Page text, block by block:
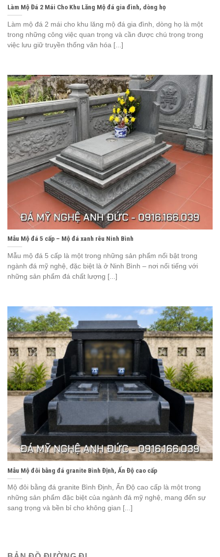
Làm Mộ Đá 2 Mái Cho Khu Lăng Mộ đá gia đình, dòng họ
Làm mộ đá 2 mái cho khu lăng mộ đá gia đình, dòng họ là một
trong những công việc quan trọng và cần được chú trọng trong
việc lưu giữ truyền thống văn hóa [...]
Mẫu Mộ đá 5 cấp – Mộ đá xanh rêu Ninh Bình
Mẫu mộ đá 5 cấp là một trong những sản phẩm nổi bật trong
ngành đá mỹ nghệ, đặc biệt là ở Ninh Bình – nơi nổi tiếng với
những sản phẩm đá chất lượng [...]
Mẫu Mộ đôi bằng đá granite Bình Định, Ấn Độ cao cấp
Mộ đôi bằng đá granite Bình Định, Ấn Độ cao cấp là một trong
những sản phẩm đặc biệt của ngành đá mỹ nghệ, mang đến sự
sang trọng và bền bỉ cho không gian [...]